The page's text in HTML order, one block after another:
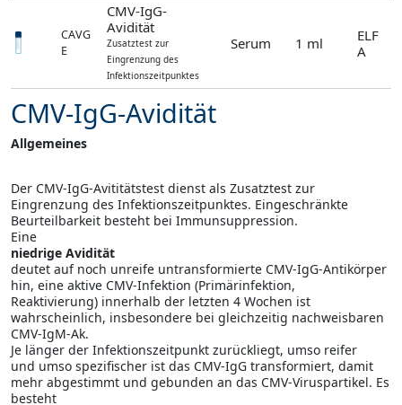
CAVG
E
CMV-IgG-
Avidität
Zusatztest zur
Eingrenzung des
Infektionszeitpunktes
Serum 1 ml
ELF
A
CMV-IgG-Avidität
Allgemeines
Der CMV-IgG-Avititätstest dienst als Zusatztest zur
Eingrenzung des Infektionszeitpunktes. Eingeschränkte
Beurteilbarkeit besteht bei Immunsuppression.
Eine
niedrige Avidität
deutet auf noch unreife untransformierte CMV-IgG-Antikörper
hin, eine aktive CMV-Infektion (Primärinfektion,
Reaktivierung) innerhalb der letzten 4 Wochen ist
wahrscheinlich, insbesondere bei gleichzeitig nachweisbaren
CMV-IgM-Ak.
Je länger der Infektionszeitpunkt zurückliegt, umso reifer
und umso spezifischer ist das CMV-IgG transformiert, damit
mehr abgestimmt und gebunden an das CMV-Viruspartikel. Es
besteht